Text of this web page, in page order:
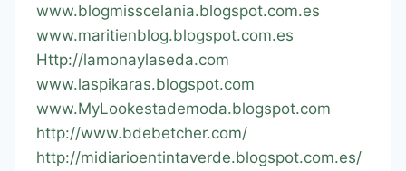
www.blogmisscelania.blogspot.com.es
www.maritienblog.blogspot.com.es
Http://lamonaylaseda.com
www.laspikaras.blogspot.com
www.MyLookestademoda.blogspot.com
http://www.bdebetcher.com/
http://midiarioentintaverde.blogspot.com.es/